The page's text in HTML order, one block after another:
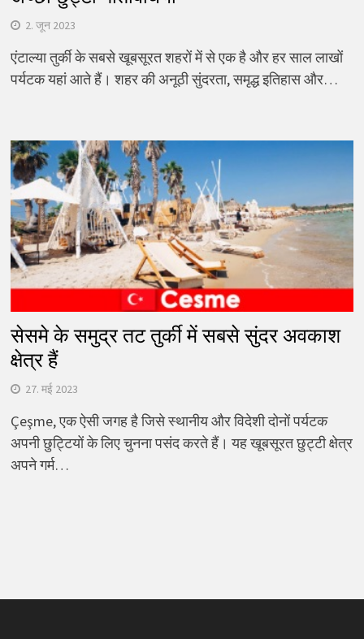
2. जून 2023
एंटाल्या तुर्की के सबसे खूबसूरत शहरों में से एक है और हर साल लाखों
पर्यटक यहां आते हैं। शहर की अनूठी सुंदरता, समृद्ध इतिहास और…
सेसमे के समुद्र तट तुर्की में सबसे सुंदर अवकाश
क्षेत्र हैं
27. मई 2023
Çeşme, एक ऐसी जगह है जिसे स्थानीय और विदेशी दोनों पर्यटक
अपनी छुट्टियों के लिए चुनना पसंद करते हैं। यह खूबसूरत छुट्टी क्षेत्र
अपने गर्म…